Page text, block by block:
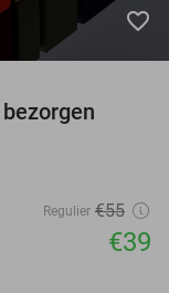
favorite_border
Regulier €55
€39